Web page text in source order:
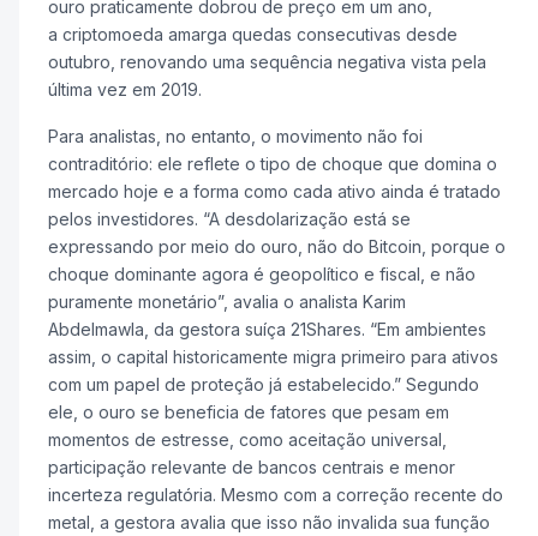
ouro praticamente dobrou de preço em um ano,
a criptomoeda amarga quedas consecutivas desde
outubro, renovando uma sequência negativa vista pela
última vez em 2019.
Para analistas, no entanto, o movimento não foi
contraditório: ele reflete o tipo de choque que domina o
mercado hoje e a forma como cada ativo ainda é tratado
pelos investidores. “A desdolarização está se
expressando por meio do ouro, não do Bitcoin, porque o
choque dominante agora é geopolítico e fiscal, e não
puramente monetário”, avalia o analista Karim
Abdelmawla, da gestora suíça 21Shares. “Em ambientes
assim, o capital historicamente migra primeiro para ativos
com um papel de proteção já estabelecido.” Segundo
ele, o ouro se beneficia de fatores que pesam em
momentos de estresse, como aceitação universal,
participação relevante de bancos centrais e menor
incerteza regulatória. Mesmo com a correção recente do
metal, a gestora avalia que isso não invalida sua função